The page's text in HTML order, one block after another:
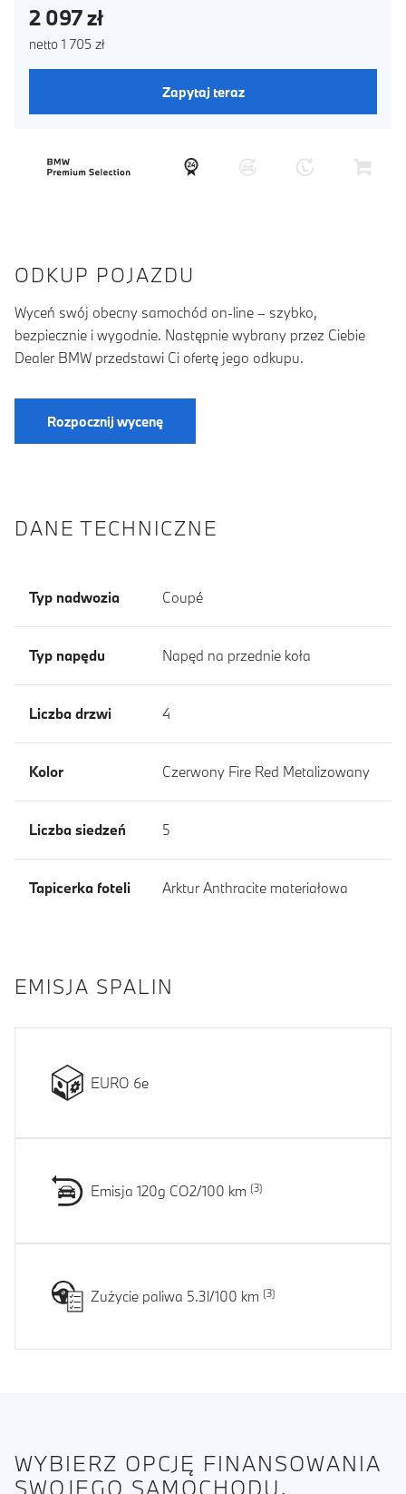
2 097 zł
netto 1 705 zł
Zapytaj teraz
ODKUP POJAZDU
Wyceń swój obecny samochód on-line – szybko,
bezpiecznie i wygodnie. Następnie wybrany przez Ciebie
Dealer BMW przedstawi Ci ofertę jego odkupu.
Rozpocznij wycenę
DANE TECHNICZNE
Typ nadwozia Coupé
Typ napędu Napęd na przednie koła
Liczba drzwi 4
Kolor Czerwony Fire Red Metalizowany
Liczba siedzeń 5
Tapicerka foteli Arktur Anthracite materiałowa
EMISJA SPALIN
EURO 6e
Emisja 120g CO2/100 km
Zużycie paliwa 5.3l/100 km
WYBIERZ OPCJĘ FINANSOWANIA
SWOJEGO SAMOCHODU.